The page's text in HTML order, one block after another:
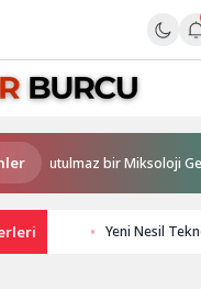
bir Miksoloji
Yeni Nesil